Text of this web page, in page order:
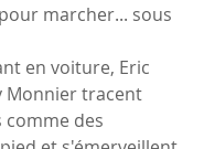
marcher... sous
en voiture, Eric
Monnier tracent
des